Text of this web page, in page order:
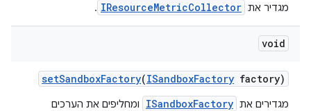
מגדיר את IResourceMetricCollector
.
void
setSandboxFactory(ISandboxFactory factory)
מגדירים את ISandboxFactory
ומחליפים את הערכים